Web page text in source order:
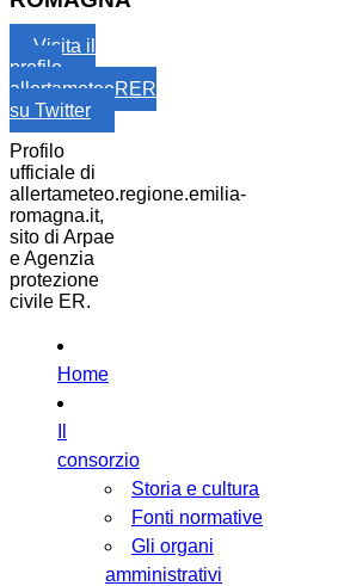
Visita il
profilo
allertameteoRER
su Twitter
Profilo
ufficiale di
allertameteo.regione.emilia-
romagna.it,
sito di Arpae
e Agenzia
protezione
civile ER.
Home
consorzio
Storia e cultura
Fonti normative
Gli organi
amministrativi